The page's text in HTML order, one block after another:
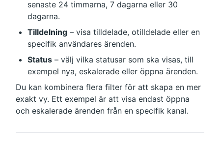
senaste 24 timmarna, 7 dagarna eller 30
dagarna.
Tilldelning – visa tilldelade, otilldelade eller en
specifik användares ärenden.
Status – välj vilka statusar som ska visas, till
exempel nya, eskalerade eller öppna ärenden.
Du kan kombinera flera filter för att skapa en mer
exakt vy. Ett exempel är att visa endast öppna
och eskalerade ärenden från en specifik kanal.